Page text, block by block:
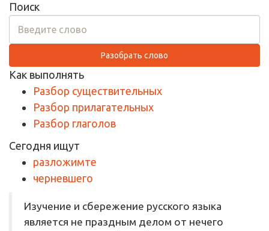
Поиск
Разобрать слово
Как выполнять
Разбор существительных
Разбор прилагательных
Разбор глаголов
Сегодня ищут
разложимте
черневшего
Изучение и сбережение русского языка
является не праздным делом от нечего